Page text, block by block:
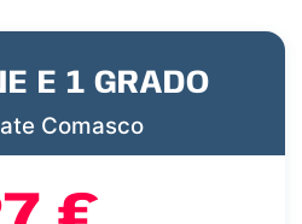
E 1 GRADO
Comasco